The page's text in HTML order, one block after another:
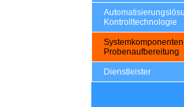
Kontrolltechnologie
Systemkomponenten
Probenaufbereitung
Dienstleister